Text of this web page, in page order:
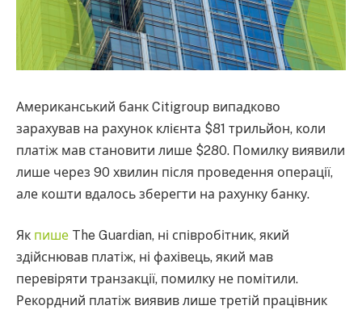
Американський банк Citigroup випадково
зарахував на рахунок клієнта $81 трильйон, коли
платіж мав становити лише $280. Помилку виявили
лише через 90 хвилин після проведення операції,
але кошти вдалось зберегти на рахунку банку.
Як пише The Guardian, ні співробітник, який
здійснював платіж, ні фахівець, який мав
перевіряти транзакції, помилку не помітили.
Рекордний платіж виявив лише третій працівник